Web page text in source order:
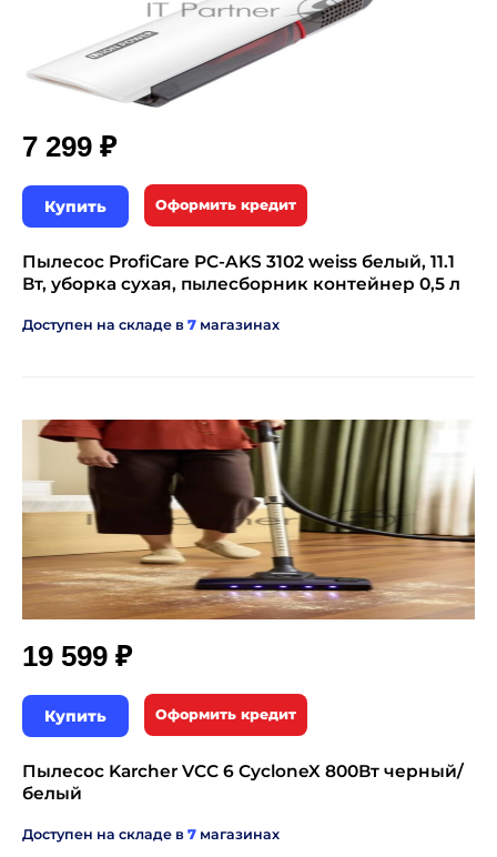
7 299 ₽
Купить Оформить кредит
Пылесос ProfiCare PC-AKS 3102 weiss белый, 11.1
Вт, уборка сухая, пылесборник контейнер 0,5 л
Доступен на складе в 7 магазинах
19 599 ₽
Купить Оформить кредит
Пылесос Karcher VCC 6 CycloneX 800Вт черный/
белый
Доступен на складе в 7 магазинах